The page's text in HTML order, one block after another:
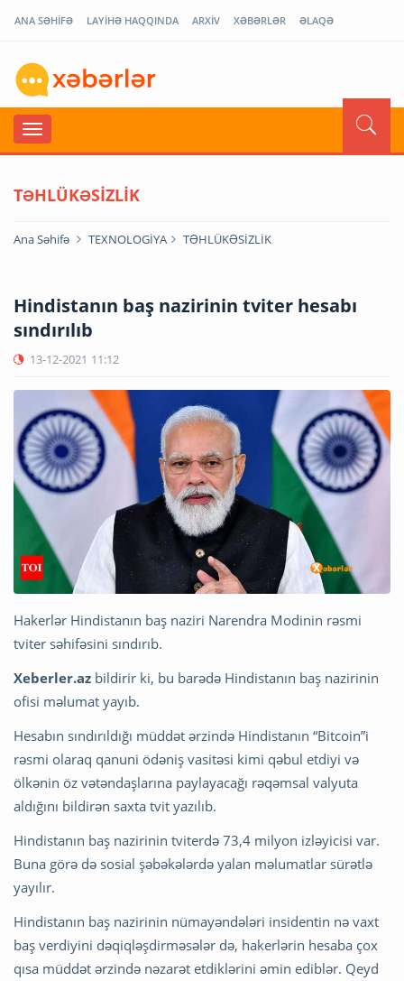
ANA SƏHİFƏ LAYİHƏ HAQQINDA ARXİV XƏBƏRLƏR ƏLAQƏ
TƏHLÜKƏSİZLİK
Ana Səhifə TEXNOLOGİYA TƏHLÜKƏSİZLİK
Hindistanın baş nazirinin tviter hesabı
sındırılıb
13-12-2021 11:12
Hakerlər Hindistanın baş naziri Narendra Modinin rəsmi
tviter səhifəsini sındırıb.
Xeberler.az bildirir ki, bu barədə Hindistanın baş nazirinin
ofisi məlumat yayıb.
Hesabın sındırıldığı müddət ərzində Hindistanın “Bitcoin”i
rəsmi olaraq qanuni ödəniş vasitəsi kimi qəbul etdiyi və
ölkənin öz vətəndaşlarına paylayacağı rəqəmsal valyuta
aldığını bildirən saxta tvit yazılıb.
Hindistanın baş nazirinin tviterdə 73,4 milyon izləyicisi var.
Buna görə də sosial şəbəkələrdə yalan məlumatlar sürətlə
yayılır.
Hindistanın baş nazirinin nümayəndələri insidentin nə vaxt
baş verdiyini dəqiqləşdirməsələr də, hakerlərin hesaba çox
qısa müddət ərzində nəzarət etdiklərini əmin ediblər. Qeyd